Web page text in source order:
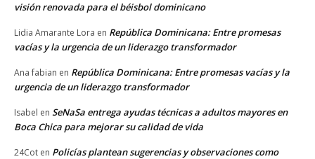
visión renovada para el béisbol dominicano
Lidia Amarante Lora en República Dominicana: Entre promesas
vacías y la urgencia de un liderazgo transformador
Ana fabian en República Dominicana: Entre promesas vacías y la
urgencia de un liderazgo transformador
Isabel en SeNaSa entrega ayudas técnicas a adultos mayores en
Boca Chica para mejorar su calidad de vida
24Cot en Policías plantean sugerencias y observaciones como